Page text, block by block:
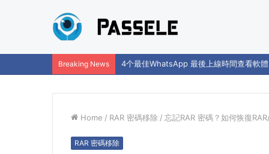
Breaking News 4个最佳WhatsApp 最後上線時間查看軟體
Home / RAR 密碼移除 / 忘記RAR 密碼？如何恢復
RAR 密碼移除